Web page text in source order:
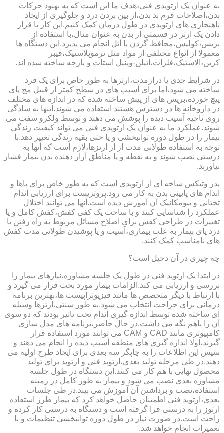
به عنوان یک ارتوپدی فنی،هدف ما این است که به بهبود حرکات
بدن،اصلاحات فرم بد بدن،از بین بردن درد و جلوگیری از ایجاد
ناهنجاری های ارتوپدی در طول درمان کمک کنیم.این کار با قرار
دادن یک ارتز در قسمتی از بدن به عنوان مثال،با استفاده از
بریس،کولیس،محافظ گردن یا آتل انجام می پذیرد.این دستگاه ها
معمولا از انواع مختلفی از مواد مثل ترموپلاستیک،فیبر
کربن،الاستیک،فلزات،اتیلن-وینیل استات و پارچه ساخته شده اند.
در شرایط جدی یا درازمدت،ارتزها به طور خاص برای یک فرد
ساخته می شود،اما برای آسیب های در سطح کمتر از قبیل مچ پای
پیچ خورده،بریس های از پیش ساخته شده که در اندازه های مختلف
در داروخانه ها در دسترس هستند استفاده می شوند.اینها به سادگی
روی ناحیه آسیب دیده را پوشش می دهند و توسط ولکرو سفت می
شوند.عملکرد ما به عنوان یک ارتوپدی فنی می تواند کیفیت زندگی
بیمار را در طول دوره توانبخشی و یا حتی بقیه زندگی تغییر دهد.با
توجه به استفاده طولانی مدت از از ارتزها،لازم است که آنها به
درستی نصب شوند و به نقطه و یا مناطق آزار دهنده بدن بیمار فشار
نیاورند.
پدر وتیکس شاخه ای از ارتوپدی است که به طور خاص برای پاها و
اندام های پایینی بدن به کار می رود.پروتزیست برای ارزیابی اندام
تحتانی و بیومکانیک آن آموزش دیده است.آنها می توانند اختلال
عملکرد را شناسایی کنند و با ساخت یک کفی کفش،کفش کامل و یا
تغییرات در طراحی کفش برای اصلاح مسائل مربوط به راه رفتن یا
درد پای بیمار به علت بیماری،آسیب و یا پوشیدن طولانی مدت کفش
های نامناسب کمک کنند.
چه چیزی در آن دخیل است؟
در ابتدا یک ارتوپد فنی در طول یک جلسه مشاوره،نیازهای بیمار را
بررسی و ارزیابی می کند.الزامات بیمار مورد بحث قرار می گیرد و
با ارتباط با دیگر متخصص ها مانند فیزیوتراپیست ها،بهترین برنامه
درمانی برای جراحت انتخاب می شود.به طور سنتی،ارتزها وسیله
ای ساخته شده توسط اندازه گیری اندام تحت تاثیر بودند که دو سوی
آن را باهم نگه می داشت.در حال حاضر،برنامه های مدل سازی
کامپیوتری مانند CAD و CAM می توانند مورد استفاده قرار
گیرند،اولا اندازه گیری های منطقه آسیب دیده را انجام می دهند و
سپس این اطلاعات را به چاپگر سه بعدی برای ایجاد طرح اولیه می
دهند.در طی مرحله تولید بعدی،ارتوپد فنی و ارتوپد برای تولید
محصول نهایی با هم کار می کنند.این دستگاه در طول جلسه
مشاوره بعدی نصب می شود و بیمار به طور کامل در زمینه
استفاده،نصب و برداشتن آن آموزش می بیند.در طی جلسات
بعدی،ارتوپد فنی اطمینان حاصل خواهد کرد که بیمار طرز استفاده
ارتوز را به درستی فرا گرفته است و دستگاه به درستی کار کرده و
راحت است.در صورت نیاز در طول دوره توانبخشی تنظیمات و یا
تعمیرات انجام خواهد شد.